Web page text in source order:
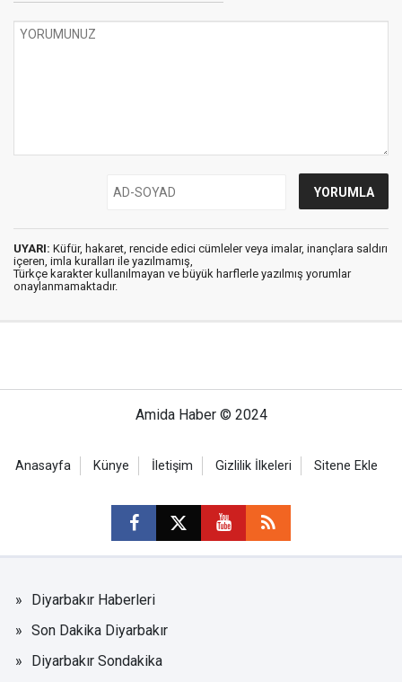
UYARI: Küfür, hakaret, rencide edici cümleler veya imalar, inançlara saldırı
içeren, imla kuralları ile yazılmamış,
Türkçe karakter kullanılmayan ve büyük harflerle yazılmış yorumlar
onaylanmamaktadır.
Amida Haber © 2024
Anasayfa Künye İletişim Gizlilik İlkeleri Sitene Ekle
Diyarbakır Haberleri
Son Dakika Diyarbakır
Diyarbakır Sondakika